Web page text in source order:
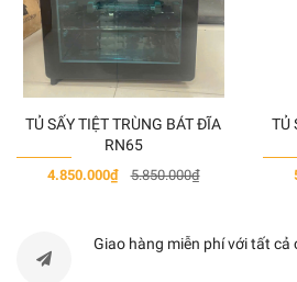
Điều kiển
Điện áp
TỦ SẤY TIỆT TRÙNG BÁT ĐĨA
RN65
4.850.000₫ 5.850.000₫
TỦ
Giao hàng miễn phí với tất cả